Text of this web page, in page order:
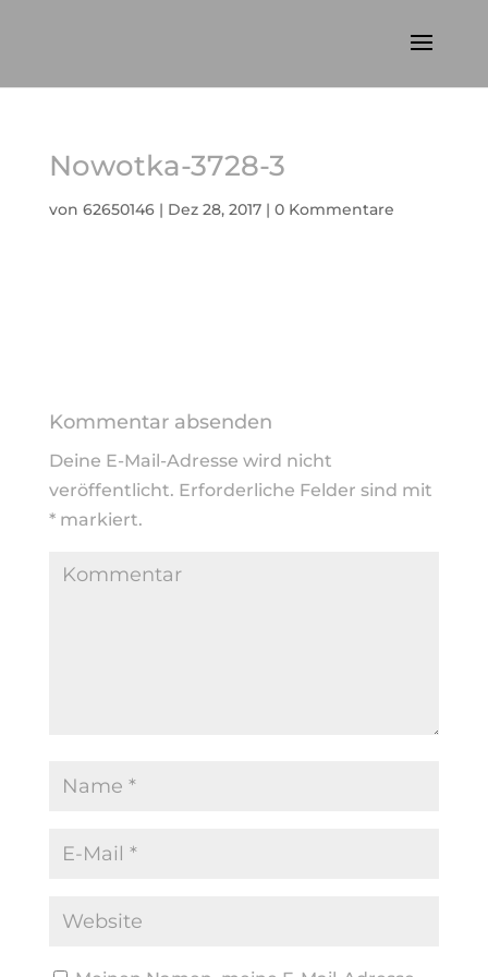
Nowotka-3728-3
von 62650146| Dez 28, 2017| 0 Kommentare
Kommentar absenden
Deine E-Mail-Adresse wird nicht
veröffentlicht. Erforderliche Felder sind mit
*markiert.